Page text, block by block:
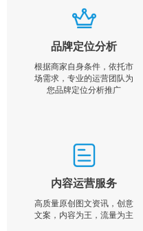
品牌定位分析
根据商家自身条件，依托市
场需求，专业的运营团队为
您品牌定位分析推广
内容运营服务
高质量原创图文资讯，创意
文案，内容为王，流量为主